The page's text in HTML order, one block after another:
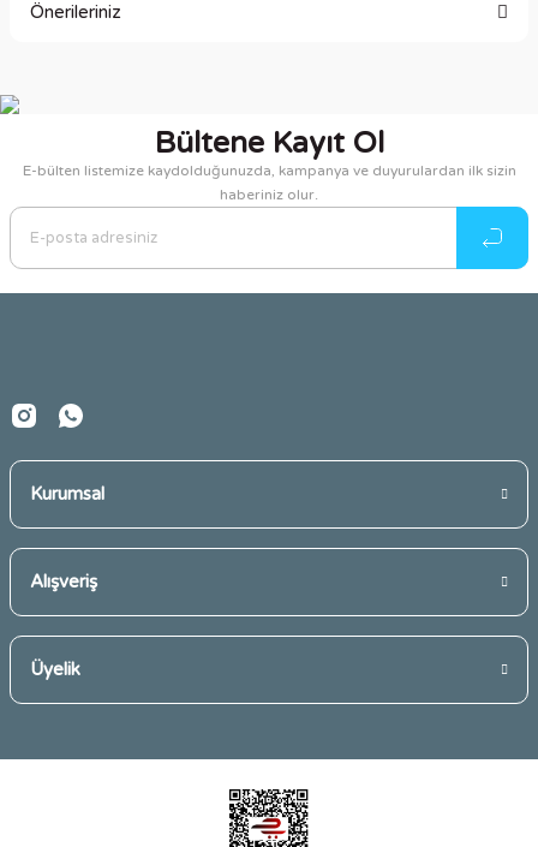
Önerileriniz
Görüş ve önerileriniz için teşekkür ederiz.
Ürün resmi kalitesiz, bozuk veya görüntülenemiyor.
Ürün açıklamasında eksik bilgiler bulunuyor.
Ürün bilgilerinde hatalar bulunuyor.
Bültene Kayıt Ol
E-bülten listemize kaydolduğunuzda, kampanya ve duyurulardan ilk sizin
haberiniz olur.
Kurumsal
Alışveriş
Üyelik